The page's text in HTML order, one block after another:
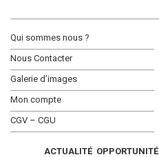
Qui sommes nous ?
Nous Contacter
Galerie d’images
Mon compte
CGV – CGU
ACTUALITÉ OPPORTUNITÉ